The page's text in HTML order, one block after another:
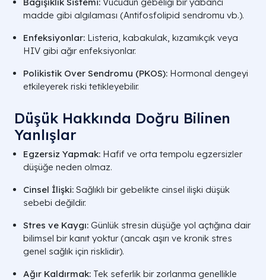
madde gibi algılaması (Antifosfolipid sendromu vb.).
Enfeksiyonlar: Listeria, kabakulak, kızamıkçık veya
HIV gibi ağır enfeksiyonlar.
Polikistik Over Sendromu (PKOS): Hormonal dengeyi
etkileyerek riski tetikleyebilir.
Düşük Hakkında Doğru Bilinen
Yanlışlar
Egzersiz Yapmak: Hafif ve orta tempolu egzersizler
düşüğe neden olmaz.
Cinsel İlişki: Sağlıklı bir gebelikte cinsel ilişki düşük
sebebi değildir.
Stres ve Kaygı: Günlük stresin düşüğe yol açtığına dair
bilimsel bir kanıt yoktur (ancak aşırı ve kronik stres
genel sağlık için risklidir).
Ağır Kaldırmak: Tek seferlik bir zorlanma genellikle